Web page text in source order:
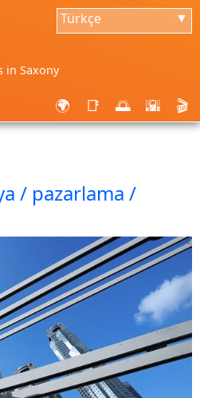
Türkçe ▼
in Saxony
🌍 📑 🌅 🌇 🎬
/ pazarlama /